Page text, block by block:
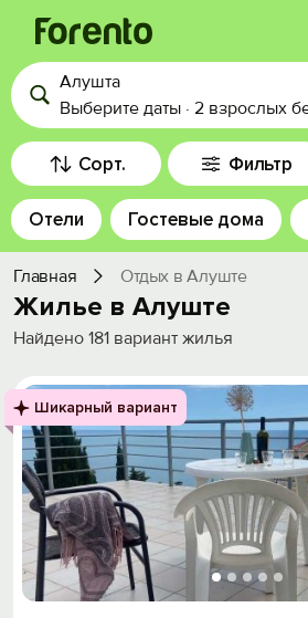
Войти
Избранное
История просмотра
Добавить свой объект
Алушта
Выберите даты · 2 взрослых
Сорт. Фильтр
Отели Гостевые дома
Главная Отдых в Алуште
Жилье в Алуште
Найдено 181 вариант жилья
Шикарный вариант